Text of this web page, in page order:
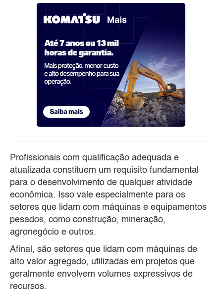
Profissionais com qualificação adequada e
atualizada constituem um requisito fundamental
para o desenvolvimento de qualquer atividade
econômica. Isso vale especialmente para os
setores que lidam com máquinas e equipamentos
pesados, como construção, mineração,
agronegócio e outros.
Afinal, são setores que lidam com máquinas de
alto valor agregado, utilizadas em projetos que
geralmente envolvem volumes expressivos de
recursos.